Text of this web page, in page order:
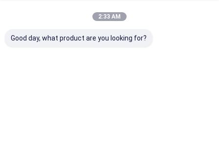
2:33 AM
Good day, what product are you looking for?